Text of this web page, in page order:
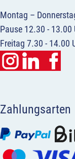
Montag –
Pause 12.30 - 13.00
Freitag 7.30 - 14.00
Zahlungsarten